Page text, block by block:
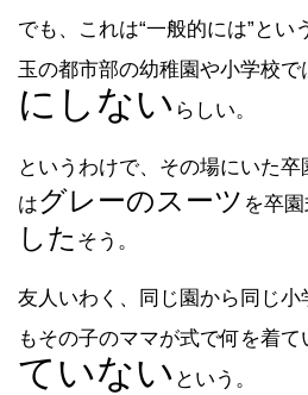
でも、これは“一般的には”とい
玉の都市部の幼稚園や小学校
にしない らしい。
というわけで、その場にいた
はグレーのスーツ を卒
した そう。
友人いわく、同じ園から同じ小
もその子のママが式で何を着て
ていない という。